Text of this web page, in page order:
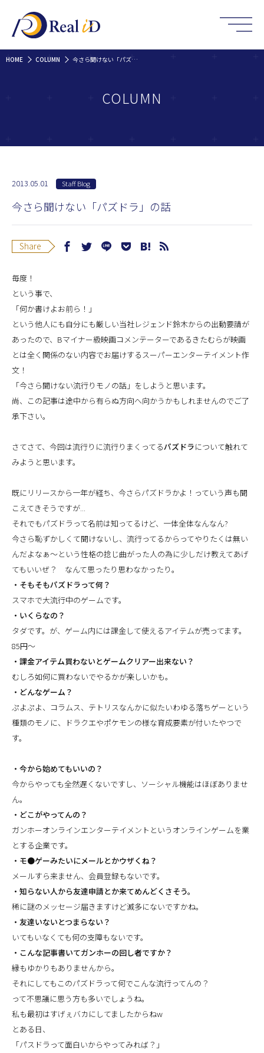
HOME COLUMN 今さら聞けない「パズドラ」の話
COLUMN
2013.05.01 Staff Blog
今さら聞けない「パズドラ」の話
Share
毎度！
という事で、
「何か書けよお前ら！」
という他人にも自分にも厳しい当社レジェンド鈴木からの出動要請が
あったので、Bマイナー級映画コメンテーターであるきたむらが映画
とは全く関係のない内容でお届けするスーパーエンターテイメント作
文！
「今さら聞けない流行りモノの話」をしようと思います。
尚、この記事は途中から有らぬ方向へ向かうかもしれませんのでご了
承下さい。
さてさて、今回は流行りに流行りまくってるパズドラについて触れて
みようと思います。
既にリリースから一年が経ち、今さらパズドラかよ！っていう声も聞
こえてきそうですが...
それでもパズドラって名前は知ってるけど、一体全体なんなん?
今さら恥ずかしくて聞けないし、流行ってるからってやりたくは無い
んだよなぁ〜という性格の捻じ曲がった人の為に少しだけ教えてあげ
てもいいぜ？ なんて思ったり思わなかったり。
・そもそもパズドラって何？
スマホで大流行中のゲームです。
・いくらなの？
タダです。が、ゲーム内には課金して使えるアイテムが売ってます。
85円〜
・課金アイテム買わないとゲームクリアー出来ない？
むしろ如何に買わないでやるかが楽しいかも。
・どんなゲーム？
ぷよぷよ、コラムス、テトリスなんかに似たいわゆる落ちゲーという
種類のモノに、ドラクエやポケモンの様な育成要素が付いたやつで
す。
・今から始めてもいいの？
今からやっても全然遅くないですし、ソーシャル機能はほぼありませ
ん。
・どこがやってんの？
ガンホーオンラインエンターテイメントというオンラインゲームを業
とする企業です。
・モ●ゲーみたいにメールとかウザくね？
メールすら来ません、会員登録もないです。
・知らない人から友達申請とか来てめんどくさそう。
稀に謎のメッセージ届きますけど滅多にないですかね。
・友達いないとつまらない？
いてもいなくても何の支障もないです。
・こんな記事書いてガンホーの回し者ですか？
縁もゆかりもありませんから。
それにしてもこのパズドラって何でこんな流行ってんの？
って不思議に思う方も多いでしょうね。
私も最初はすげぇバカにしてましたからねw
とある日、
「パスドラって面白いからやってみれば？」